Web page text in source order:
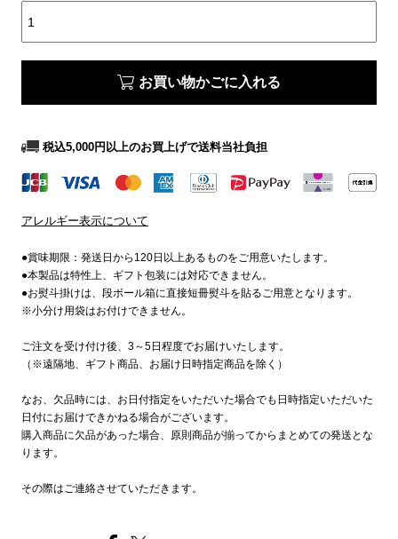
お買い物かごに入れる
税込5,000円以上のお買上げで送料当社負担
アレルギー表示について
●賞味期限：発送日から120日以上あるものをご用意いたします。
●本製品は特性上、ギフト包装には対応できません。
●お熨斗掛けは、段ボール箱に直接短冊熨斗を貼るご用意となります。
※小分け用袋はお付けできません。
ご注文を受け付け後、3～5日程度でお届けいたします。
（※遠隔地、ギフト商品、お届け日時指定商品を除く）
なお、欠品時には、お日付指定をいただいた場合でも日時指定いただいた
日付にお届けできかねる場合がございます。
購入商品に欠品があった場合、原則商品が揃ってからまとめての発送とな
ります。
その際はご連絡させていただきます。